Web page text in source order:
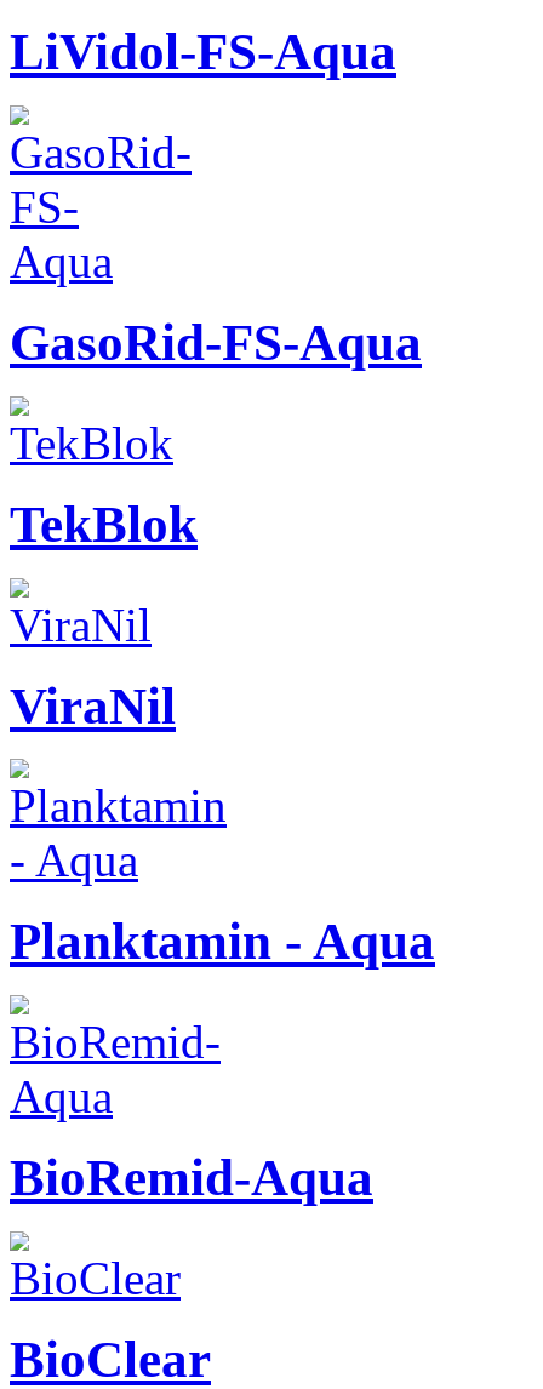
LiVidol-FS-Aqua
GasoRid-FS-Aqua
TekBlok
ViraNil
Planktamin - Aqua
BioRemid-Aqua
BioClear